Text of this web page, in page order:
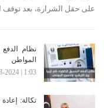
على حقل الشرارة، بعد توقف
نظام
المواطن
1:03 | 8-08-2024
تكالة: